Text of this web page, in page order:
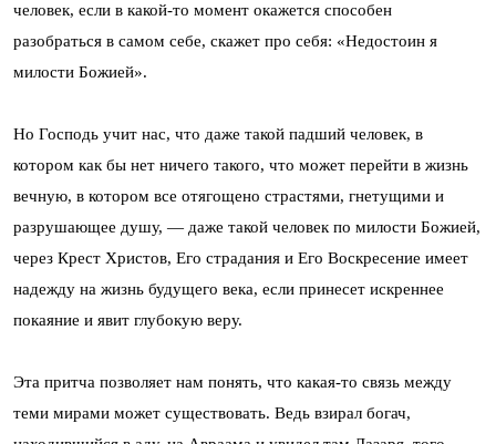
человек, если в какой-то момент окажется способен
разобраться в самом себе, скажет про себя: «Недостоин я
милости Божией».
Но Господь учит нас, что даже такой падший человек, в
котором как бы нет ничего такого, что может перейти в жизнь
вечную, в котором все отягощено страстями, гнетущими и
разрушающее душу, — даже такой человек по милости Божией,
через Крест Христов, Его страдания и Его Воскресение имеет
надежду на жизнь будущего века, если принесет искреннее
покаяние и явит глубокую веру.
Эта притча позволяет нам понять, что какая-то связь между
теми мирами может существовать. Ведь взирал богач,